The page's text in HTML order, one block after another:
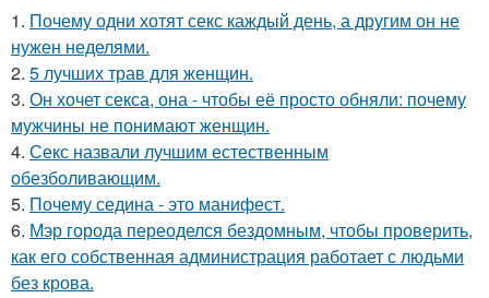
1. Почему одни хотят секс каждый день, а другим он не
нужен неделями.
2. 5 лучших трав для женщин.
3. Он хочет секса, она - чтобы её просто обняли: почему
мужчины не понимают женщин.
4. Секс назвали лучшим естественным
обезболивающим.
5. Почему седина - это манифест.
6. Мэр города переоделся бездомным, чтобы проверить,
как его собственная администрация работает с людьми
без крова.